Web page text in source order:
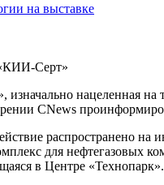
на выставке
Серт»
нацеленная
CNews
для нефтегазовых
в Центре «Технопарк».